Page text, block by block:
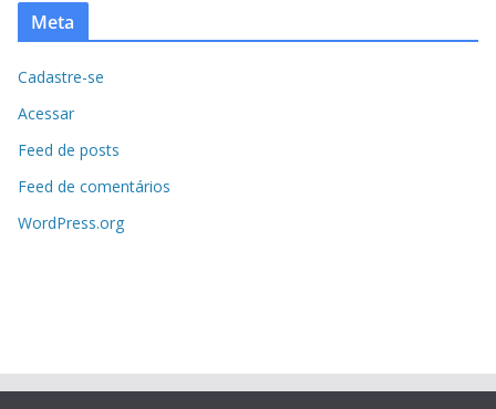
Meta
Cadastre-se
Acessar
Feed de posts
Feed de comentários
WordPress.org